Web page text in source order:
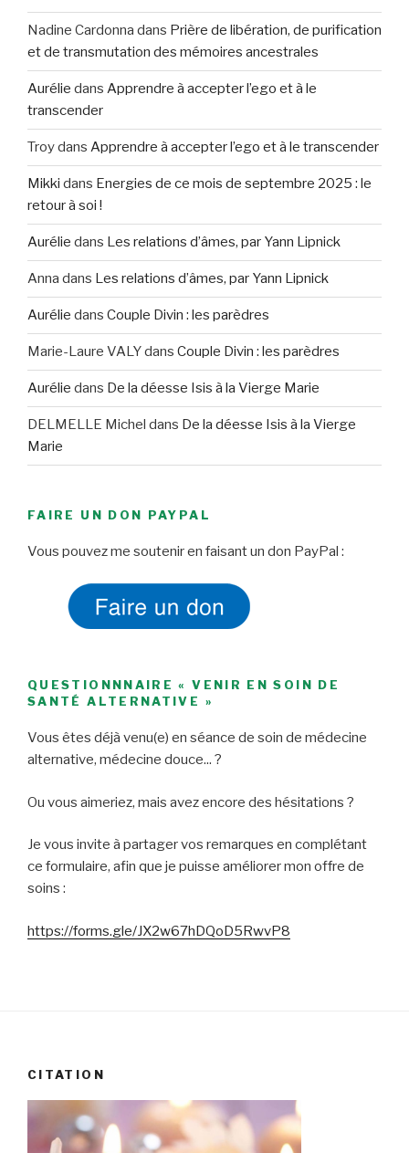
Nadine Cardonna dans Prière de libération, de purification
et de transmutation des mémoires ancestrales
Aurélie dans Apprendre à accepter l’ego et à le
transcender
Troydans Apprendre à accepter l’ego et à le transcender
Mikki dans Energies de ce mois de septembre 2025 : le
retour à soi !
Aurélie dans Les relations d’âmes, par Yann Lipnick
Anna dans Les relations d’âmes, par Yann Lipnick
Aurélie dans Couple Divin : les parèdres
Marie-Laure VALYdans Couple Divin : les parèdres
Aurélie dans De la déesse Isis à la Vierge Marie
DELMELLE Michel dans De la déesse Isis à la Vierge
Marie
FAIRE UN DON PAYPAL
Vous pouvez me soutenir en faisant un don PayPal :
QUESTIONNNAIRE « VENIR EN SOIN DE
SANTÉ ALTERNATIVE »
Vous êtes déjà venu(e) en séance de soin de médecine
alternative, médecine douce... ?
Ou vous aimeriez, mais avez encore des hésitations ?
Je vous invite à partager vos remarques en complétant
ce formulaire, afin que je puisse améliorer mon offre de
soins :
https://forms.gle/JX2w67hDQoD5RwvP8
CITATION